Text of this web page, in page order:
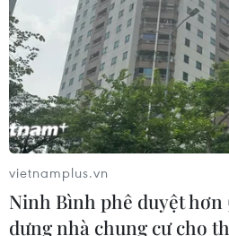
THỦY
Sở hữu trí tuệ
RSS
Ngôn ngữ
Dịch vụ tin
Liên hệ
vietnamplus.vn
Ninh Bình phê duyệt hơn
dựng nhà chung cư cho